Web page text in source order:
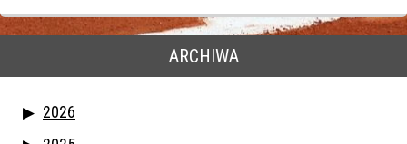
ARCHIWA
2026